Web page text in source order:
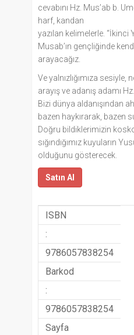
cevabını Hz. Mus’ab b.
harf, kandan
yazılan kelimelerle. “İkinci
Musab’ın gençliğinde
arayacağız.
Ve yalnızlığımıza
arayış ve adanış adamı
Bizi dünya aldanışından
bazen haykırarak, bazen
Doğru bildiklerimizin
sığındığımız kuyuların
olduğunu gösterecek.
Satın Al
ISBN
:
9786057838254
Barkod
:
9786057838254
Sayfa